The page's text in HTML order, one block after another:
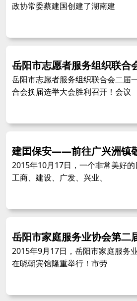
政协常委蔡建国创建了湖南建
岳阳市志愿者服务组织联合
岳阳市志愿者服务组织联合会二届
合会换届选举大会胜利召开！会议
建囯保安——前往广兴洲镇
2015年10月17日，一个非常美好
工商、建设、广发、兴业、
岳阳市家庭服务业协会第二
2015年9月17日，岳阳市家庭服务
在晓朝宾馆隆重举行！市劳